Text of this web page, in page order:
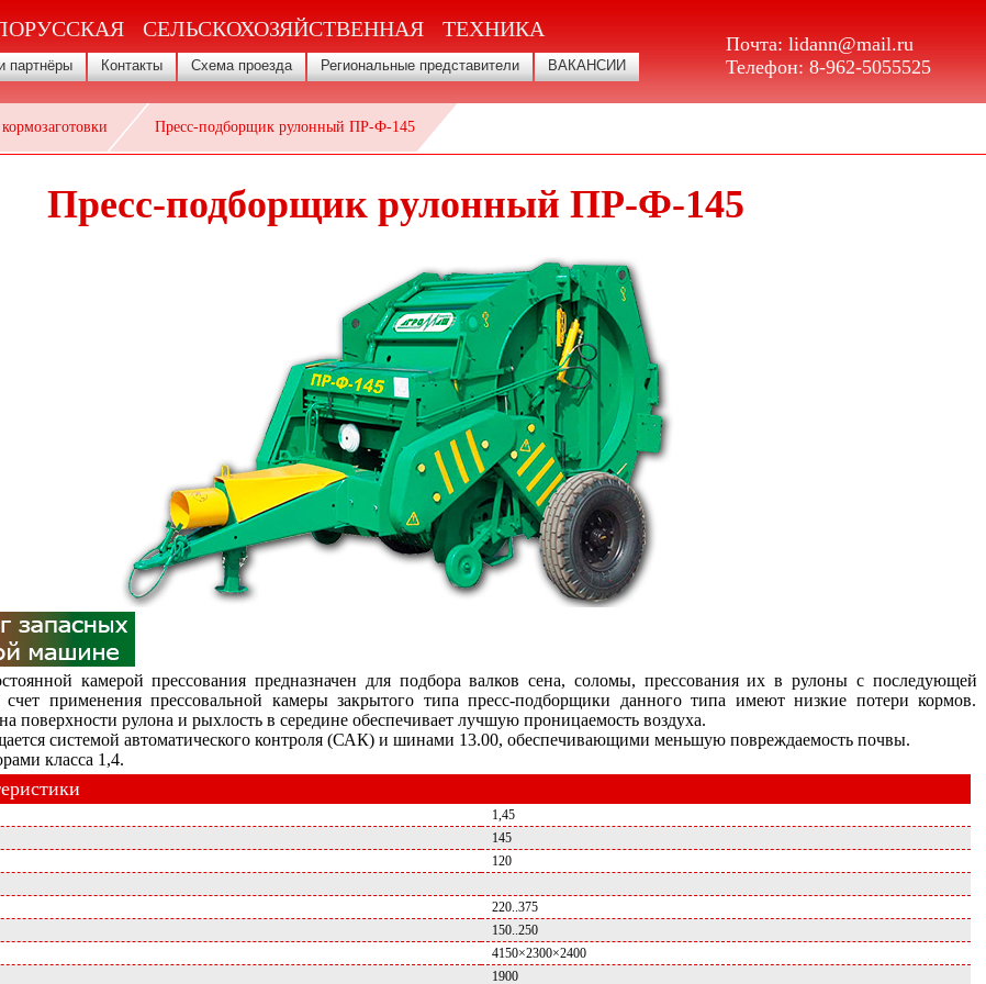
СЕЛЬСКОХОЗЯЙСТВЕННАЯ ТЕХНИКА
партнёры Контакты Схема проезда Региональные представители ВАКАНСИИ
Почта: lidann@mail.ru
Телефон: 8-962-5055525
Пресс-подборщик рулонный ПР-Ф-145
Пресс-подборщик рулонный ПР-Ф-145
камерой прессования предназначен для подбора валков сена, соломы, прессования их в рулоны с последующей
применения прессовальной камеры закрытого типа пресс-подборщики данного типа имеют низкие потери кормов.
поверхности рулона и рыхлость в середине обеспечивает лучшую проницаемость воздуха.
системой автоматического контроля (САК) и шинами 13.00, обеспечивающими меньшую повреждаемость почвы.
класса 1,4.
1,45
145
120
220..375
150..250
4150×2300×2400
1900